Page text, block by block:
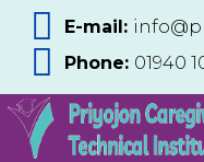
E-mail:
Phone: ‪01940